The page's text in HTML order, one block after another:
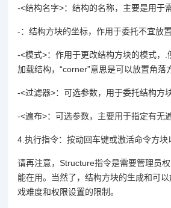
-<结构名字>：结构的名称，主要是用于
-：结构方块的坐标，作用于委托不宜放置
-<模式>：作用于更改结构方块的模式，.
加载结构，“corner”意思是可以放置角落
-<过滤器>：可选参数，用于委托结构方
-<遍布>：可选参数，主要用于指定有无
4.执行指令：按动回车键或激活命令方块
请再注意，Structure指令是需要管理员
能在用。当然了，结构方块的生成和可
戏难度和权限设置的限制。